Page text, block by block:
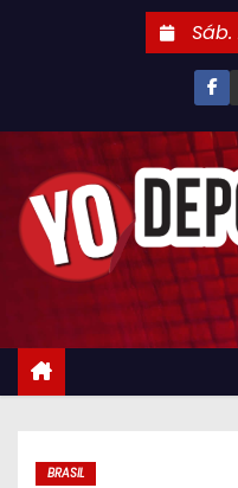
n
BRASIL